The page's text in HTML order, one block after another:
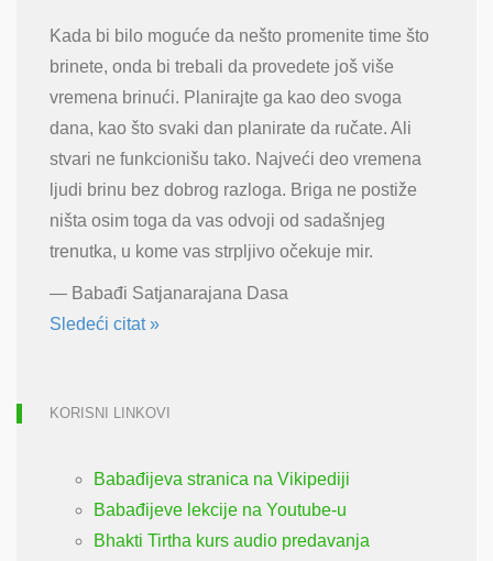
Kada bi bilo moguće da nešto promenite time što
brinete, onda bi trebali da provedete još više
vremena brinući. Planirajte ga kao deo svoga
dana, kao što svaki dan planirate da ručate. Ali
stvari ne funkcionišu tako. Najveći deo vremena
ljudi brinu bez dobrog razloga. Briga ne postiže
ništa osim toga da vas odvoji od sadašnjeg
trenutka, u kome vas strpljivo očekuje mir.
— Babađi Satjanarajana Dasa
Sledeći citat »
KORISNI LINKOVI
Babađijeva stranica na Vikipediji
Babađijeve lekcije na Youtube-u
Bhakti Tirtha kurs audio predavanja